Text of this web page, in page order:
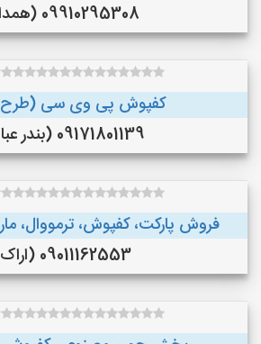
09910295308 (همدان)
کفپوش پی وی سی (طرح
09171801139 (بندر عباس)
فروش پارکت، کفپوش، ترمووال،
09011162553 (اراک )